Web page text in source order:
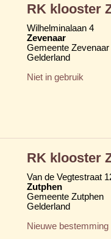
RK klooster
Wilhelminalaan 4
Zevenaar
Gemeente Zevenaar
Gelderland
Niet in gebruik
RK klooster
Van de Vegtestraat
Zutphen
Gemeente Zutphen
Gelderland
Nieuwe bestemming